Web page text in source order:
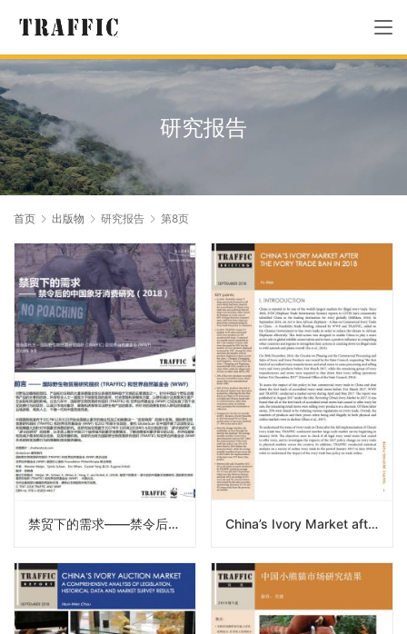
研究报告
首页 出版物 研究报告 第8页
禁贸下的需求——禁令后的中国象牙消费研究（2018） China’s Ivory Market after the Ivory Trade Ban in 2018